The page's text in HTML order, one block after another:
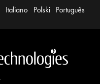
Italiano Polski Português